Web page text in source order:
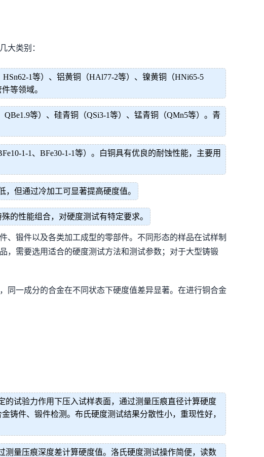
大类别：
1等）、铝黄铜（HAl77-2等）、镍黄铜（HNi65-5
等领域。
等）、硅青铜（QSi3-1等）、锰青铜（QMn5等）。青
1-1、BFe30-1-1等）。白铜具有优良的耐蚀性能，主要用
但通过冷加工可显著提高硬度值。
的性能组合，对硬度测试有特定要求。
锻件以及各类加工成型的零部件。不同形态的样品在试样制
，需要选用适合的硬度测试方法和测试参数；对于大型铸锻
同一成分的合金在不同状态下硬度值差异显著。在进行铜合金
试验力作用下压入试样表面，通过测量压痕直径计算硬度
铸件、锻件检测。布氏硬度测试结果分散性小，重现性好，
量压痕深度差计算硬度值。洛氏硬度测试操作简便，读数